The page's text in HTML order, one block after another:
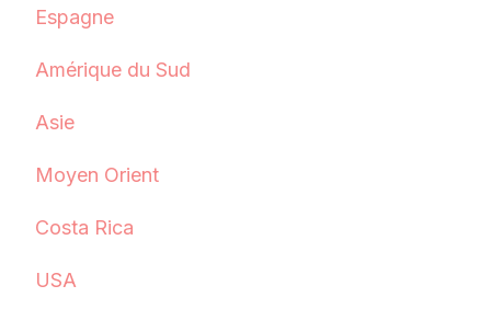
Espagne
Amérique du Sud
Asie
Moyen Orient
Costa Rica
USA